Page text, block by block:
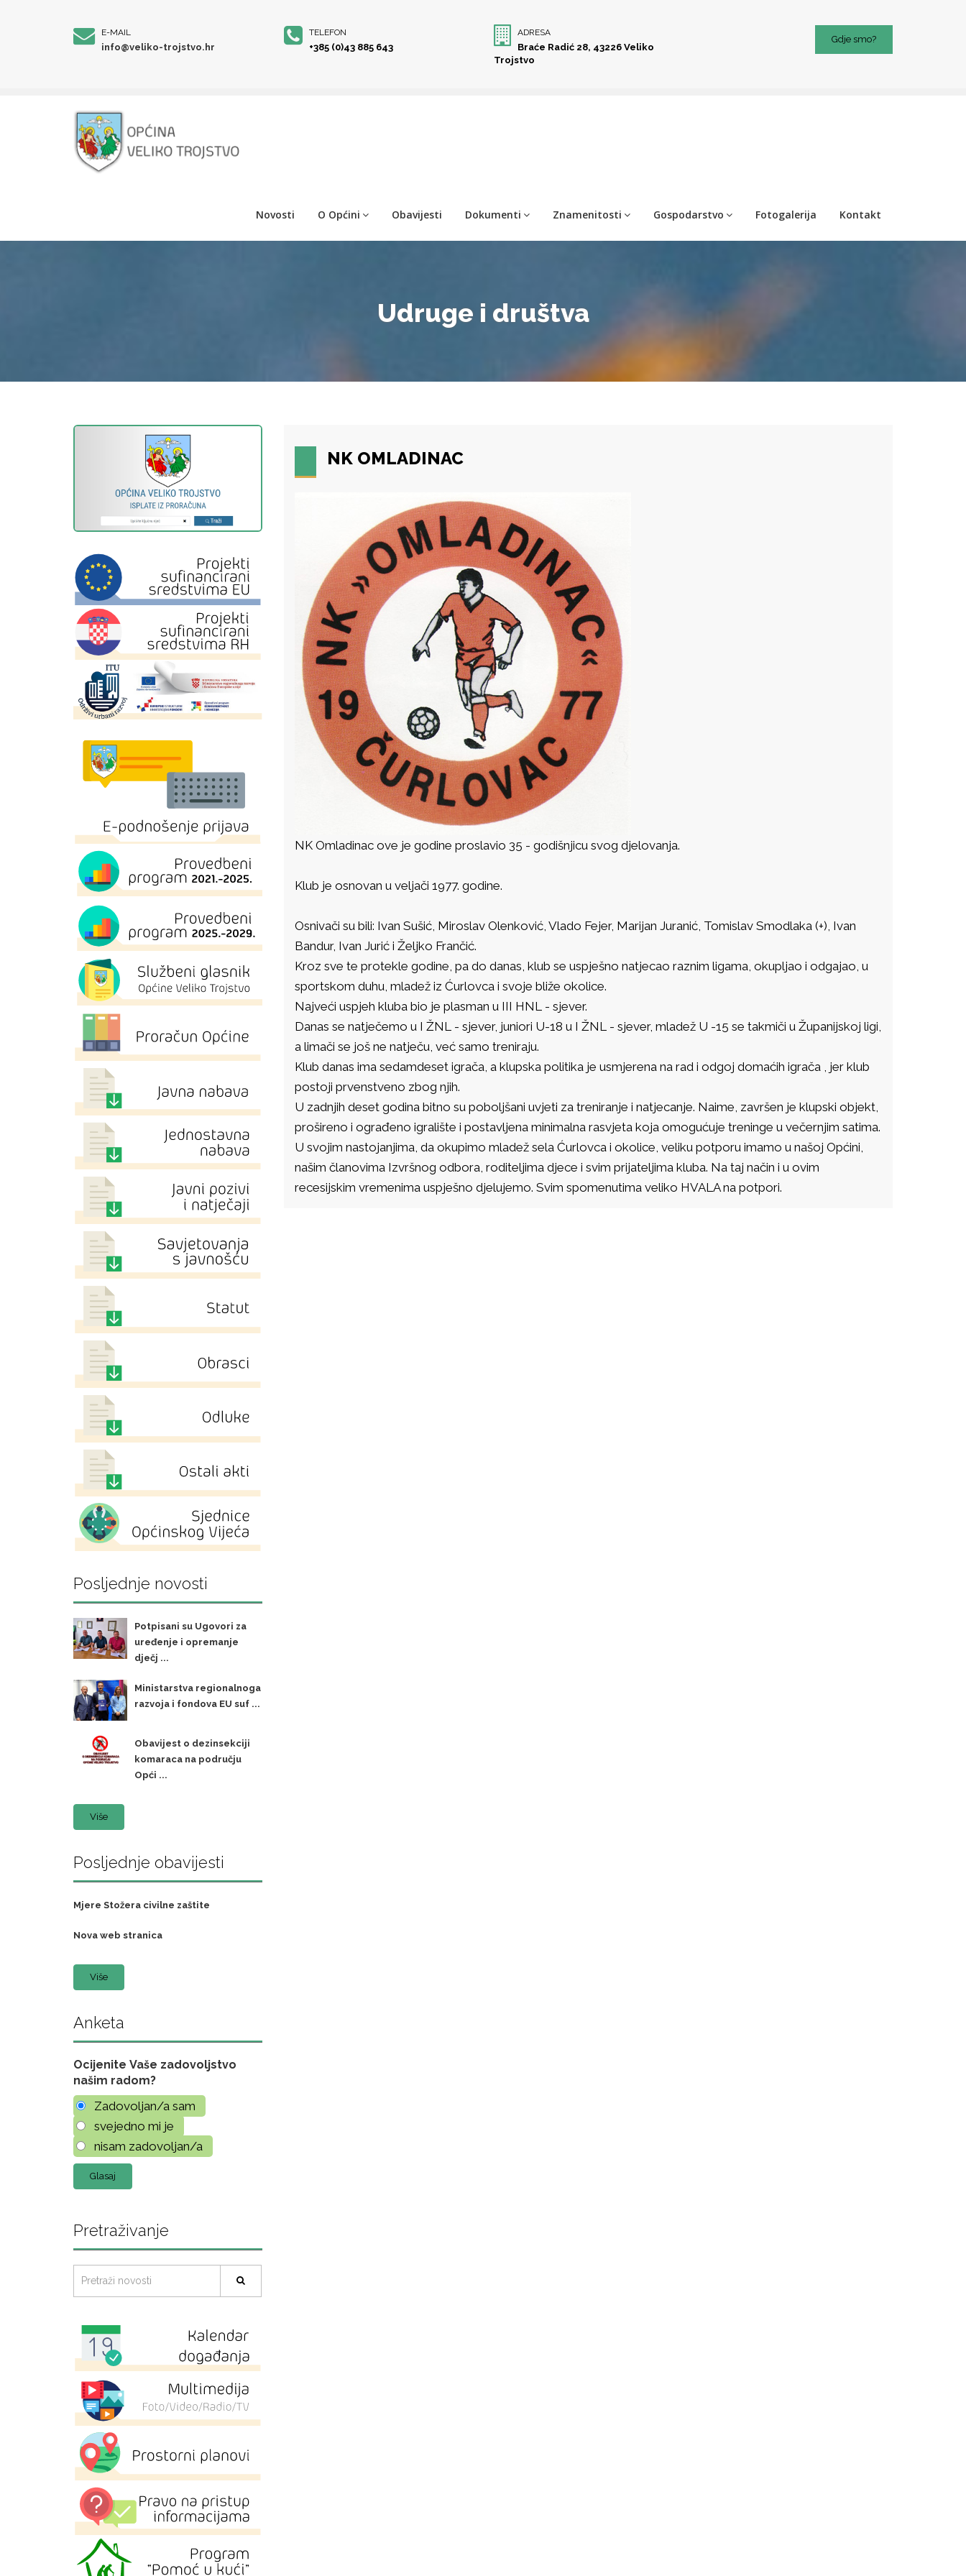
E-MAIL
info@veliko-trojstvo.hr
TELEFON
+385 (0)43 885 643
ADRESA
Braće Radić 28, 43226 Veliko
Trojstvo
Gdje smo?
Novosti O Općini Obavijesti Dokumenti Znamenitosti Gospodarstvo Fotogalerija Kontakt
Udruge i društva
NK OMLADINAC
NK Omladinac ove je godine proslavio 35 - godišnjicu svog djelovanja.
Klub je osnovan u veljači 1977. godine.
Osnivači su bili: Ivan Sušić, Miroslav Olenković, Vlado Fejer, Marijan Juranić, Tomislav Smodlaka (+), Ivan
Bandur, Ivan Jurić i Željko Frančić.
Kroz sve te protekle godine, pa do danas, klub se uspješno natjecao raznim ligama, okupljao i odgajao, u
sportskom duhu, mladež iz Ćurlovca i svoje bliže okolice.
Najveći uspjeh kluba bio je plasman u III HNL - sjever.
Danas se natječemo u I ŽNL - sjever, juniori U-18 u I ŽNL - sjever, mladež U -15 se takmiči u Županijskoj ligi,
a limači se još ne natječu, već samo treniraju.
Klub danas ima sedamdeset igrača, a klupska politika je usmjerena na rad i odgoj domaćih igrača , jer klub
postoji prvenstveno zbog njih.
U zadnjih deset godina bitno su poboljšani uvjeti za treniranje i natjecanje. Naime, završen je klupski objekt,
prošireno i ograđeno igralište i postavljena minimalna rasvjeta koja omogućuje treninge u večernjim satima.
U svojim nastojanjima, da okupimo mladež sela Ćurlovca i okolice, veliku potporu imamo u našoj Općini,
našim članovima Izvršnog odbora, roditeljima djece i svim prijateljima kluba. Na taj način i u ovim
recesijskim vremenima uspješno djelujemo. Svim spomenutima veliko HVALA na potpori.
Posljednje novosti
Potpisani su Ugovori za
uređenje i opremanje
dječj ...
Ministarstva regionalnoga
razvoja i fondova EU suf ...
Obavijest o dezinsekciji
komaraca na području
Opći ...
Više
Posljednje obavijesti
Mjere Stožera civilne zaštite
Nova web stranica
Više
Anketa
Ocijenite Vaše zadovoljstvo
našim radom?
Zadovoljan/a sam
svejedno mi je
nisam zadovoljan/a
Pretraživanje